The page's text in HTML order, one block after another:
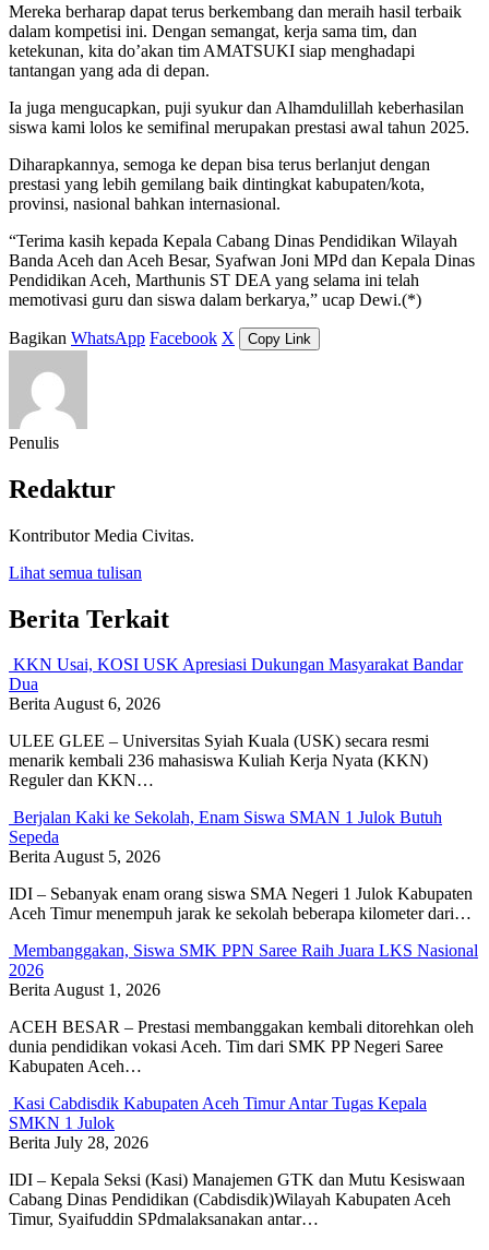
Mereka berharap dapat terus berkembang dan meraih hasil terbaik
dalam kompetisi ini. Dengan semangat, kerja sama tim, dan
ketekunan, kita do’akan tim AMATSUKI siap menghadapi
tantangan yang ada di depan.
Ia juga mengucapkan, puji syukur dan Alhamdulillah keberhasilan
siswa kami lolos ke semifinal merupakan prestasi awal tahun 2025.
Diharapkannya, semoga ke depan bisa terus berlanjut dengan
prestasi yang lebih gemilang baik dintingkat kabupaten/kota,
provinsi, nasional bahkan internasional.
“Terima kasih kepada Kepala Cabang Dinas Pendidikan Wilayah
Banda Aceh dan Aceh Besar, Syafwan Joni MPd dan Kepala Dinas
Pendidikan Aceh, Marthunis ST DEA yang selama ini telah
memotivasi guru dan siswa dalam berkarya,” ucap Dewi.(*)
Bagikan WhatsApp Facebook X Copy Link
Penulis
Redaktur
Kontributor Media Civitas.
Lihat semua tulisan
Berita Terkait
KKN Usai, KOSI USK Apresiasi Dukungan Masyarakat Bandar
Dua
BeritaAugust 6, 2026
ULEE GLEE – Universitas Syiah Kuala (USK) secara resmi
menarik kembali 236 mahasiswa Kuliah Kerja Nyata (KKN)
Reguler dan KKN…
Berjalan Kaki ke Sekolah, Enam Siswa SMAN 1 Julok Butuh
Sepeda
BeritaAugust 5, 2026
IDI – Sebanyak enam orang siswa SMA Negeri 1 Julok Kabupaten
Aceh Timur menempuh jarak ke sekolah beberapa kilometer dari…
Membanggakan, Siswa SMK PPN Saree Raih Juara LKS Nasional
2026
BeritaAugust 1, 2026
ACEH BESAR – Prestasi membanggakan kembali ditorehkan oleh
dunia pendidikan vokasi Aceh. Tim dari SMK PP Negeri Saree
Kabupaten Aceh…
Kasi Cabdisdik Kabupaten Aceh Timur Antar Tugas Kepala
SMKN 1 Julok
Berita July 28, 2026
IDI – Kepala Seksi (Kasi) Manajemen GTK dan Mutu Kesiswaan
Cabang Dinas Pendidikan (Cabdisdik)Wilayah Kabupaten Aceh
Timur, Syaifuddin SPdmalaksanakan antar…